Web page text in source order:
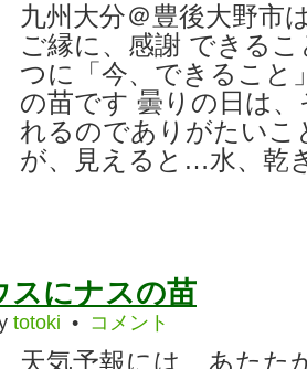
九州大分＠豊後大野市
ご縁に、感謝 できる
つに「今、できること
の苗です 曇りの日は
れるのでありがたいこ
が、見えると…水、乾
スにナスの苗
totoki • コメント
天気予報には、あたた